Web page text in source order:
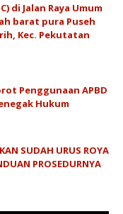
di Jalan Raya Umum
barat pura Puseh
Kec. Pekutatan
Penggunaan APBD
Hukum
SUDAH URUS ROYA
PROSEDURNYA